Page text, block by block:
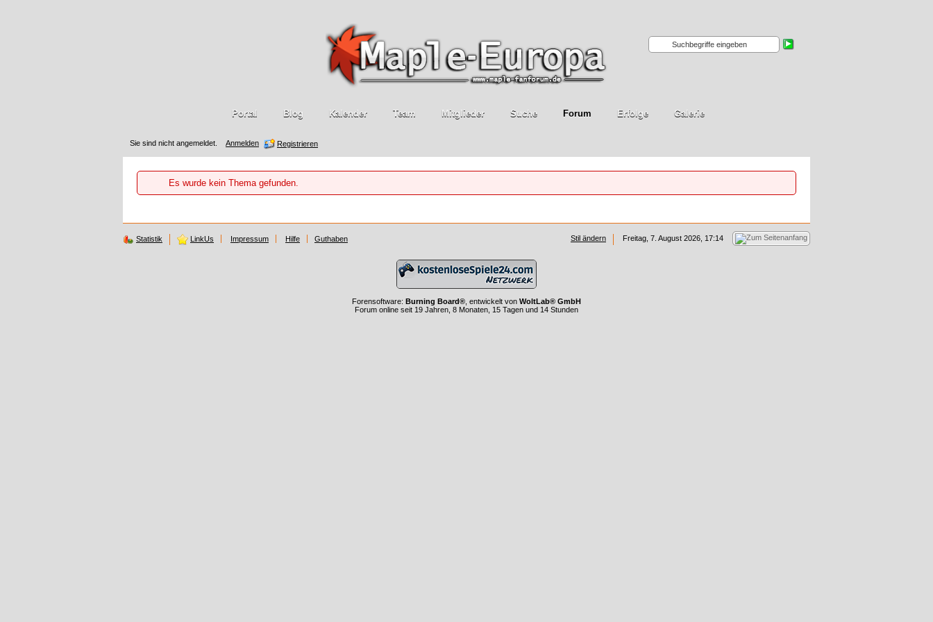
Sie sind nicht angemeldet. Anmelden Registrieren
Portal Blog Kalender Team Mitglieder Suche Forum Erfolge Galerie
Es wurde kein Thema gefunden.
Statistik LinkUs Impressum Hilfe Guthaben Stil ändern Freitag, 7. August 2026, 17:14
Forensoftware: Burning Board® , entwickelt von WoltLab® GmbH
Forum online seit 19 Jahren, 8 Monaten, 15 Tagen und 14 Stunden